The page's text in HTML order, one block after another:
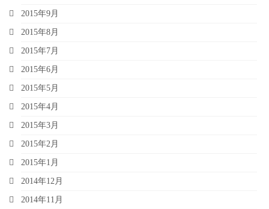
2015年9月
2015年8月
2015年7月
2015年6月
2015年5月
2015年4月
2015年3月
2015年2月
2015年1月
2014年12月
2014年11月